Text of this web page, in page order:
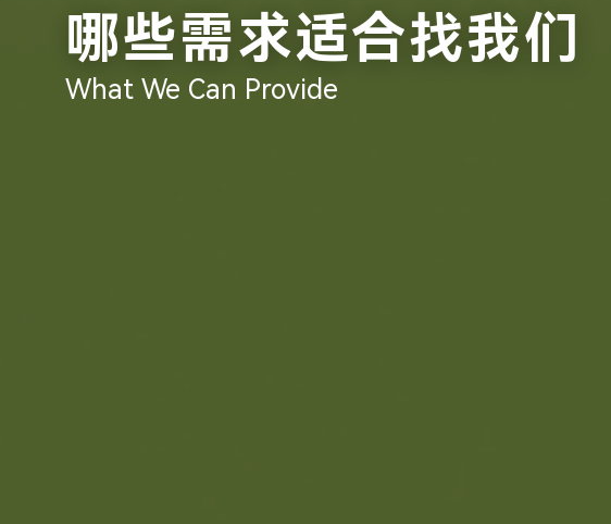
哪些需求适合找我们
What We Can Provide